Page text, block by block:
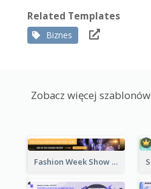
Related Templates
Biznes
Zobacz więcej
Fashion Week Show Banner Ad